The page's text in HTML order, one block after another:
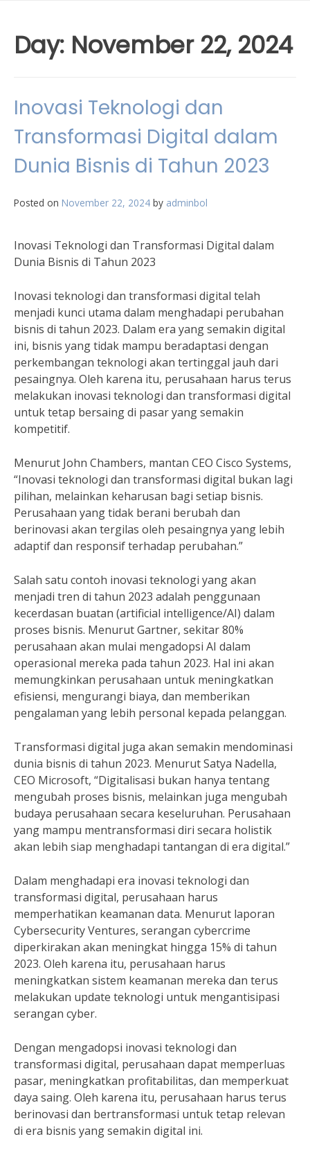
Day: November 22, 2024
Inovasi Teknologi dan
Transformasi Digital dalam
Dunia Bisnis di Tahun 2023
Posted on November 22, 2024 by adminbol
Inovasi Teknologi dan Transformasi Digital dalam
Dunia Bisnis di Tahun 2023
Inovasi teknologi dan transformasi digital telah
menjadi kunci utama dalam menghadapi perubahan
bisnis di tahun 2023. Dalam era yang semakin digital
ini, bisnis yang tidak mampu beradaptasi dengan
perkembangan teknologi akan tertinggal jauh dari
pesaingnya. Oleh karena itu, perusahaan harus terus
melakukan inovasi teknologi dan transformasi digital
untuk tetap bersaing di pasar yang semakin
kompetitif.
Menurut John Chambers, mantan CEO Cisco Systems,
“Inovasi teknologi dan transformasi digital bukan lagi
pilihan, melainkan keharusan bagi setiap bisnis.
Perusahaan yang tidak berani berubah dan
berinovasi akan tergilas oleh pesaingnya yang lebih
adaptif dan responsif terhadap perubahan.”
Salah satu contoh inovasi teknologi yang akan
menjadi tren di tahun 2023 adalah penggunaan
kecerdasan buatan (artificial intelligence/AI) dalam
proses bisnis. Menurut Gartner, sekitar 80%
perusahaan akan mulai mengadopsi AI dalam
operasional mereka pada tahun 2023. Hal ini akan
memungkinkan perusahaan untuk meningkatkan
efisiensi, mengurangi biaya, dan memberikan
pengalaman yang lebih personal kepada pelanggan.
Transformasi digital juga akan semakin mendominasi
dunia bisnis di tahun 2023. Menurut Satya Nadella,
CEO Microsoft, “Digitalisasi bukan hanya tentang
mengubah proses bisnis, melainkan juga mengubah
budaya perusahaan secara keseluruhan. Perusahaan
yang mampu mentransformasi diri secara holistik
akan lebih siap menghadapi tantangan di era digital.”
Dalam menghadapi era inovasi teknologi dan
transformasi digital, perusahaan harus
memperhatikan keamanan data. Menurut laporan
Cybersecurity Ventures, serangan cybercrime
diperkirakan akan meningkat hingga 15% di tahun
2023. Oleh karena itu, perusahaan harus
meningkatkan sistem keamanan mereka dan terus
melakukan update teknologi untuk mengantisipasi
serangan cyber.
Dengan mengadopsi inovasi teknologi dan
transformasi digital, perusahaan dapat memperluas
pasar, meningkatkan profitabilitas, dan memperkuat
daya saing. Oleh karena itu, perusahaan harus terus
berinovasi dan bertransformasi untuk tetap relevan
di era bisnis yang semakin digital ini.